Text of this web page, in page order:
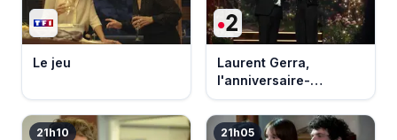
Le jeu
Laurent Gerra,
l'anniversaire-
événement
21h10 21h05